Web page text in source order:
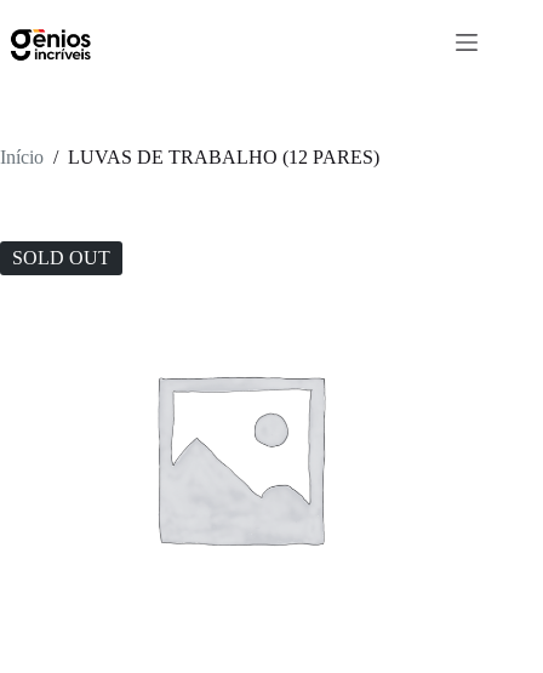
Início / LUVAS DE TRABALHO (12 PARES)
SOLD OUT